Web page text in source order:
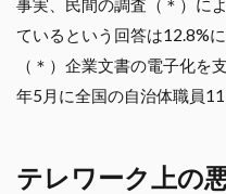
事実、民間の調査（＊）に
ているという回答は12.8%に
（＊）企業文書の電子化を
年5月に全国の自治体職員
テレワーク上の